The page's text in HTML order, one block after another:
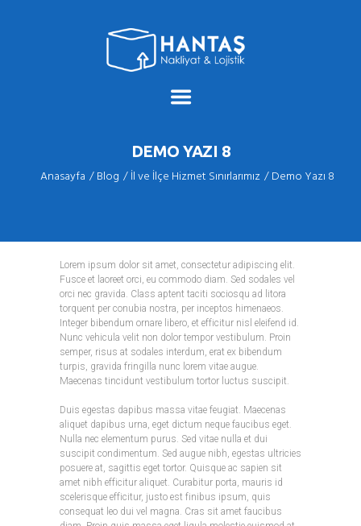
DEMO YAZI 8
Anasayfa
Blog İl ve İlçe Hizmet Sınırlarımız Demo Yazı 8
Lorem ipsum dolor sit amet, consectetur adipiscing elit.
Fusce et laoreet orci, eu commodo diam. Sed sodales vel
orci nec gravida. Class aptent taciti sociosqu ad litora
torquent per conubia nostra, per inceptos himenaeos.
Integer bibendum ornare libero, et efficitur nisl eleifend id.
Nunc vehicula velit non dolor tempor vestibulum. Proin
semper, risus at sodales interdum, erat ex bibendum
turpis, gravida fringilla nunc lorem vitae augue.
Maecenas tincidunt vestibulum tortor luctus suscipit.
Duis egestas dapibus massa vitae feugiat. Maecenas
aliquet dapibus urna, eget dictum neque faucibus eget.
Nulla nec elementum purus. Sed vitae nulla et dui
suscipit condimentum. Sed augue nibh, egestas ultricies
posuere at, sagittis eget tortor. Quisque ac sapien sit
amet nibh efficitur aliquet. Curabitur porta, mauris id
scelerisque efficitur, justo est finibus ipsum, quis
consequat leo dui vel magna. Cras sit amet faucibus